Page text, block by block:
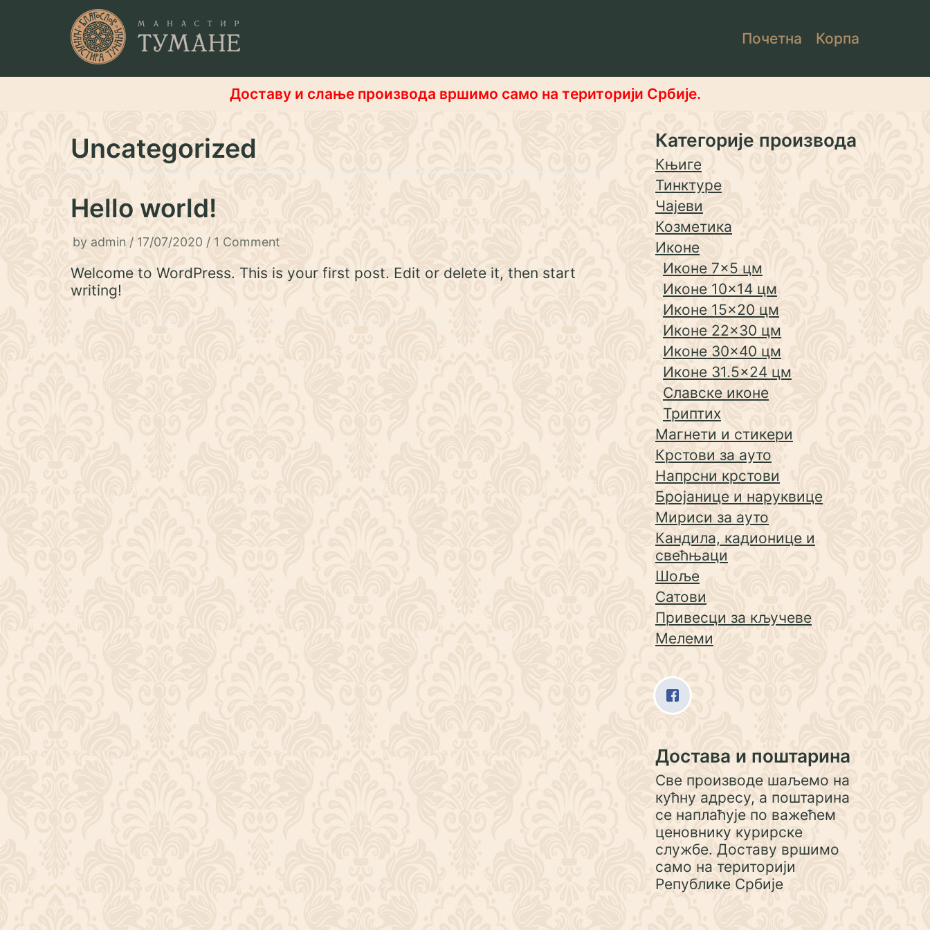
Почетна Корпа
Доставу и слање производа вршимо само на територији Србије.
Uncategorized
Hello world!
by admin 17/07/2020 1 Comment
Welcome to WordPress. This is your first post. Edit or delete it, then start
writing!
Категорије производа
Књиге
Тинктуре
Чајеви
Козметика
Иконе
Иконе 7×5 цм
Иконе 10×14 цм
Иконе 15×20 цм
Иконе 22×30 цм
Иконе 30×40 цм
Иконе 31.5×24 цм
Славске иконе
Триптих
Магнети и стикери
Крстови за ауто
Напрсни крстови
Бројанице и наруквице
Мириси за ауто
Кандила, кадионице и
свећњаци
Шоље
Сатови
Привесци за кључеве
Мелеми
Достава и поштарина
Све производе шаљемо на
кућну адресу, а поштарина
се наплаћује по важећем
ценовнику курирске
службе. Доставу вршимо
само на територији
Републике Србије